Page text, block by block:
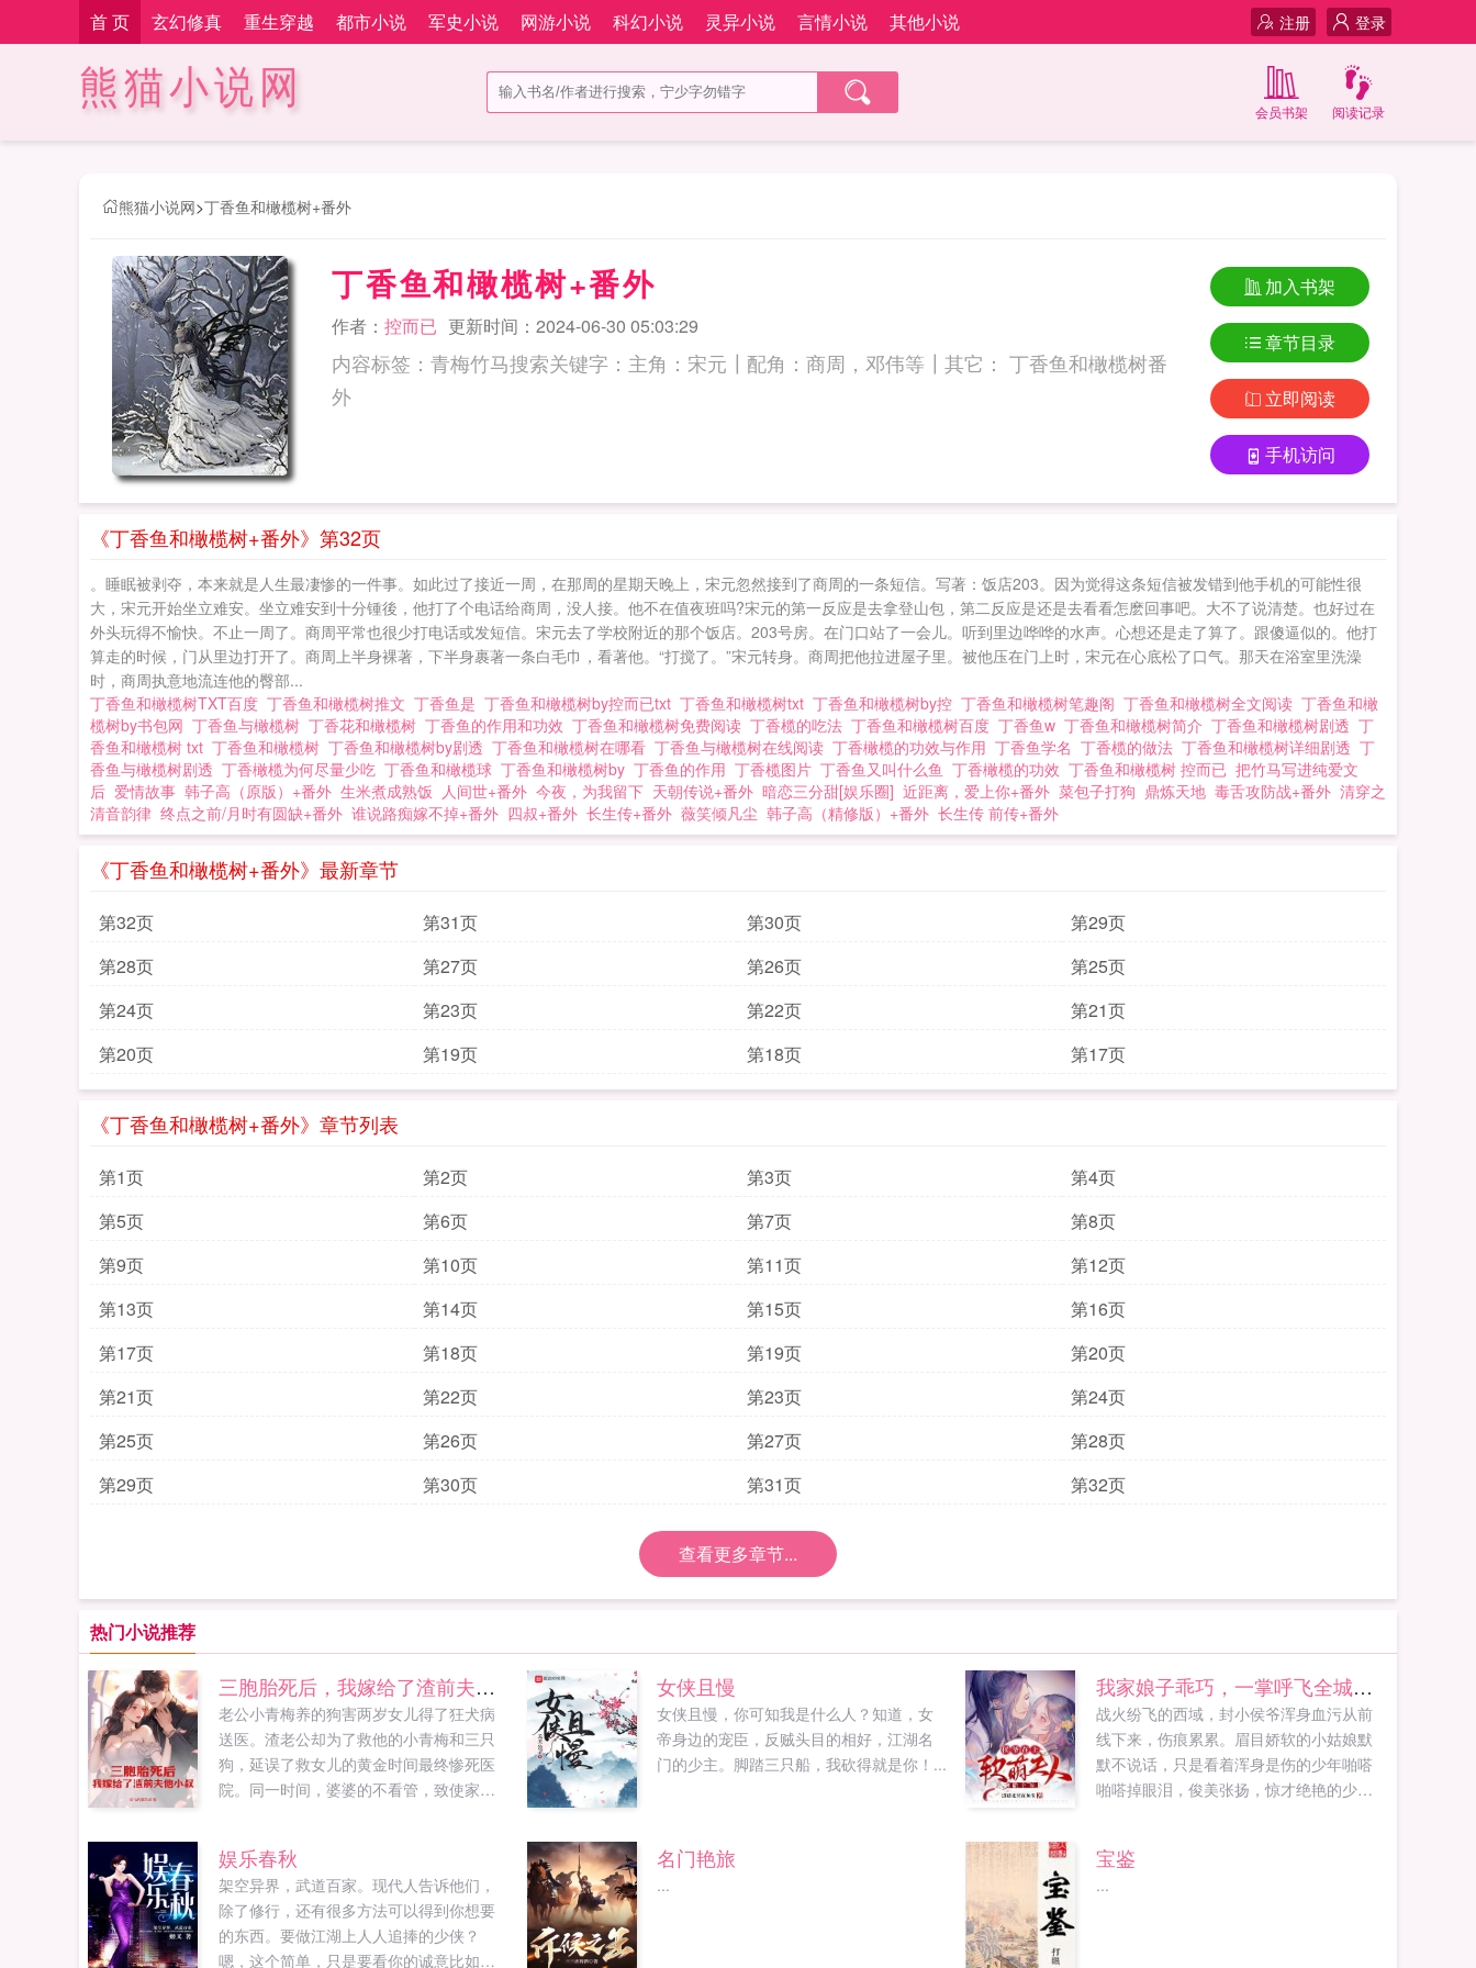
首 页 玄幻修真 重生穿越 都市小说 军史小说 网游小说 科幻小说 灵异小说 言情小说 其他小说 登录
注册
熊猫小说网 阅读记录
会员书架
熊猫小说网>丁香鱼和橄榄树+番外
丁香鱼和橄榄树+番外
作者： 控而已 更新时间：2024-06-30 05:03:29
内容标签：青梅竹马搜索关键字：主角：宋元┃配角：商周，邓伟等┃其它： 丁香鱼和橄榄树番
外
加入书架
章节目录
立即阅读
手机访问
《丁香鱼和橄榄树+番外》第32页
。睡眠被剥夺，本来就是人生最凄惨的一件事。如此过了接近一周，在那周的星期天晚上，宋元忽然接到了商周的一条短信。写著：饭店203。因为觉得这条短信被发错到他手机的可能性很
大，宋元开始坐立难安。坐立难安到十分锺後，他打了个电话给商周，没人接。他不在值夜班吗?宋元的第一反应是去拿登山包，第二反应是还是去看看怎麽回事吧。大不了说清楚。也好过在
外头玩得不愉快。不止一周了。商周平常也很少打电话或发短信。宋元去了学校附近的那个饭店。203号房。在门口站了一会儿。听到里边哗哗的水声。心想还是走了算了。跟傻逼似的。他打
算走的时候，门从里边打开了。商周上半身裸著，下半身裹著一条白毛巾，看著他。“打搅了。”宋元转身。商周把他拉进屋子里。被他压在门上时，宋元在心底松了口气。那天在浴室里洗澡
时，商周执意地流连他的臀部...
丁香鱼和橄榄树TXT百度 丁香鱼和橄榄树推文 丁香鱼是 丁香鱼和橄榄树by控而已txt 丁香鱼和橄榄树txt 丁香鱼和橄榄树by控 丁香鱼和橄榄树笔趣阁 丁香鱼和橄榄树全文阅读 丁香鱼和橄
榄树by书包网 丁香鱼与橄榄树 丁香花和橄榄树 丁香鱼的作用和功效 丁香鱼和橄榄树免费阅读 丁香榄的吃法 丁香鱼和橄榄树百度 丁香鱼w 丁香鱼和橄榄树简介 丁香鱼和橄榄树剧透 丁
香鱼和橄榄树 txt 丁香鱼和橄榄树 丁香鱼和橄榄树by剧透 丁香鱼和橄榄树在哪看 丁香鱼与橄榄树在线阅读 丁香橄榄的功效与作用 丁香鱼学名 丁香榄的做法 丁香鱼和橄榄树详细剧透 丁
香鱼与橄榄树剧透 丁香橄榄为何尽量少吃 丁香鱼和橄榄球 丁香鱼和橄榄树by 丁香鱼的作用 丁香榄图片 丁香鱼又叫什么鱼 丁香橄榄的功效 丁香鱼和橄榄树 控而已 把竹马写进纯爱文
后 爱情故事 韩子高（原版）+番外 生米煮成熟饭 人间世+番外 今夜，为我留下 天朝传说+番外 暗恋三分甜[娱乐圈] 近距离，爱上你+番外 菜包子打狗 鼎炼天地 毒舌攻防战+番外 清穿之
清音韵律 终点之前/月时有圆缺+番外 谁说路痴嫁不掉+番外 四叔+番外 长生传+番外 薇笑倾凡尘 韩子高（精修版）+番外 长生传 前传+番外
《丁香鱼和橄榄树+番外》最新章节
第32页 第31页 第30页
第29页
第28页
第27页 第26页
第25页
第24页
第23页 第22页
第21页
第20页
第19页 第18页 第17页
《丁香鱼和橄榄树+番外》章节列表
第1页 第2页 第3页
第4页
第5页
第6页 第7页
第8页
第9页
第10页 第11页
第12页
第13页
第14页 第15页
第16页
第17页
第18页 第19页
第20页
第21页
第22页 第23页
第24页
第25页
第26页 第27页
第28页
第29页
第30页 第31页 第32页
查看更多章节...
热门小说推荐
三胞胎死后，我嫁给了渣前夫他小叔
老公小青梅养的狗害两岁女儿得了狂犬病
送医。渣老公却为了救他的小青梅和三只
狗，延误了救女儿的黄金时间最终惨死医
院。同一时间，婆婆的不看管，致使家里
无用的温婉懂事，将自己磨炼成锋利见血
的利刃，一刀一刀将恶人凌迟。葬礼上，
缺失父爱的孩子们，到死也没等到父亲来
送他们一程。于是，她在婆婆的尖叫声
女侠且慢
女侠且慢，你可知我是什么人？知道，女
帝身边的宠臣，反贼头目的相好，江湖名
门的少主。脚踏三只船，我砍得就是你！...
我家娘子乖巧，一掌呼飞全城老少
战火纷飞的西域，封小侯爷浑身血污从前
线下来，伤痕累累。眉目娇软的小姑娘默
默不说话，只是看着浑身是伤的少年啪嗒
啪嗒掉眼泪，俊美张扬，惊才绝艳的少年
然后委屈的擦着泪，趁封小侯爷休憩的时
候排兵布阵，一举拿下了西域。国子监人
娱乐春秋
架空异界，武道百家。现代人告诉他们，
除了修行，还有很多方法可以得到你想要
的东西。要做江湖上人人追捧的少侠？
嗯，这个简单，只是要看你的诚意比如让
名门艳旅
...
宝鉴
...